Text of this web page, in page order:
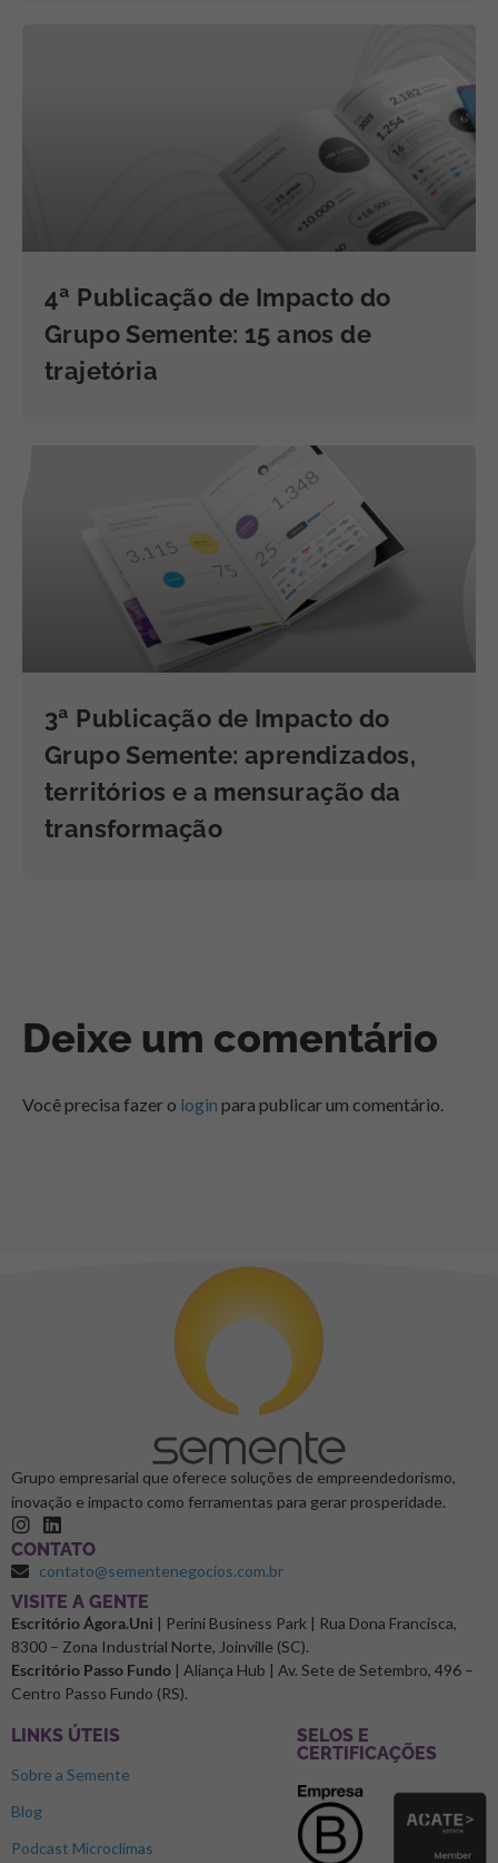
4ª Publicação de Impacto do
Grupo Semente: 15 anos de
trajetória
3ª Publicação de Impacto do
Grupo Semente: aprendizados,
territórios e a mensuração da
transformação
Deixe um comentário
Você precisa fazer o login para publicar um comentário.
Grupo empresarial que oferece soluções de empreendedorismo,
inovação e impacto como ferramentas para gerar prosperidade.
CONTATO
contato@sementenegocios.com.br
⁠VISITE A GENTE
Escritório Ágora.Uni | Perini Business Park | Rua Dona Francisca,
8300 – Zona Industrial Norte, Joinville (SC).
Escritório Passo Fundo | Aliança Hub | Av. Sete de Setembro, 496 –
Centro Passo Fundo (RS).
LINKS ÚTEIS
Sobre a Semente
Blog
Podcast Microclimas
SELOS E
CERTIFICAÇÕES